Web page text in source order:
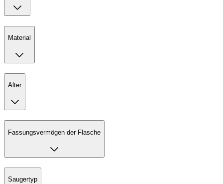
Material
Alter
Fassungsvermögen der Flasche
Saugertyp